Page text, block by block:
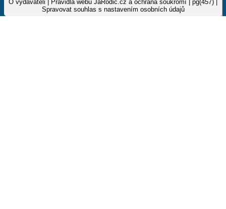
O vydavateli
Pravidla webu JaRodic.cz a ochrana soukromí | pg(457) |
Spravovat souhlas s nastavením osobních údajů